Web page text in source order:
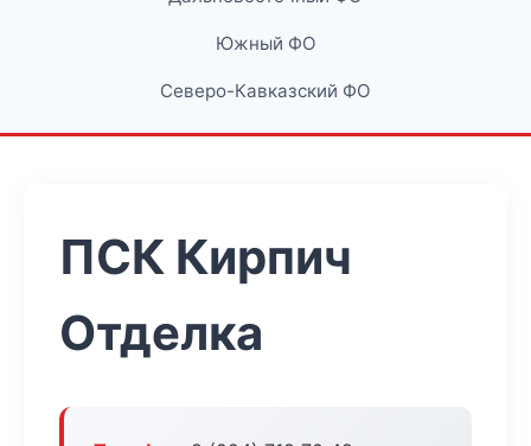
Южный ФО
Северо-Кавказский ФО
ПСК Кирпич
Отделка